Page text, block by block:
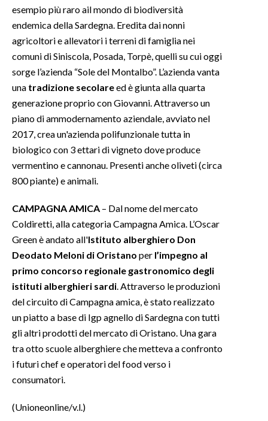
esempio più raro ail mondo di biodiversità
endemica della Sardegna. Eredita dai nonni
agricoltori e allevatori i terreni di famiglia nei
comuni di Siniscola, Posada, Torpè, quelli su cui oggi
sorge l’azienda “Sole del Montalbo”. L’azienda vanta
una tradizione secolareed è giunta alla quarta
generazione proprio con Giovanni. Attraverso un
piano di ammodernamento aziendale, avviato nel
2017, crea un'azienda polifunzionale tutta in
biologico con 3 ettari di vigneto dove produce
vermentino e cannonau. Presenti anche oliveti (circa
800 piante) e animali.
CAMPAGNA AMICA – Dal nome del mercato
Coldiretti, alla categoria Campagna Amica. L’Oscar
Green è andato all'Istituto alberghiero Don
Deodato Meloni di Oristano per l’impegno al
primo concorso regionale gastronomico degli
istituti alberghieri sardi . Attraverso le produzioni
del circuito di Campagna amica, è stato realizzato
un piatto a base di Igp agnello di Sardegna con tutti
gli altri prodotti del mercato di Oristano. Una gara
tra otto scuole alberghiere che metteva a confronto
i futuri chef e operatori del food verso i
consumatori.
(Unioneonline/v.l.)